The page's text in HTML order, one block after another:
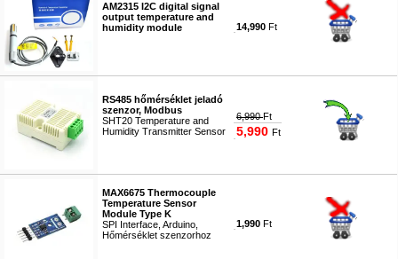
AM2315 I2C digital signal
output temperature and
humidity module
14,990 Ft
RS485 hőmérséklet jeladó
szenzor, Modbus
SHT20 Temperature and
Humidity Transmitter Sensor
6,990Ft
5,990 Ft
MAX6675 Thermocouple
Temperature Sensor
Module Type K
SPI Interface, Arduino,
Hőmérséklet szenzorhoz
1,990 Ft